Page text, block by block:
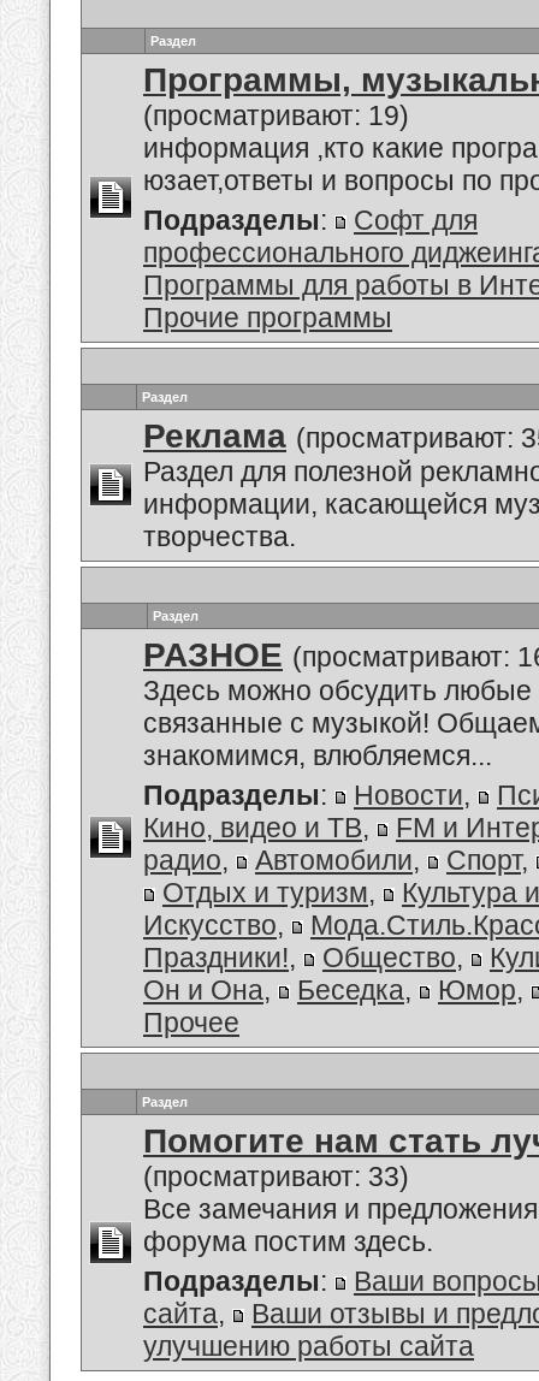
Раздел
Программы,
(просматривают: 19)
информация ,кто какие
юзает,ответы и вопросы по
Подразделы:
Софт для
профессионального
Программы для работы в
Прочие программы
Раздел
Реклама (просматривают:
Раздел для полезной
информации, касающейся
творчества.
Раздел
РАЗНОЕ (просматривают:
Здесь можно обсудить
связанные с музыкой!
знакомимся, влюбляемся...
Подразделы: Новости,
Кино, видео и ТВ,
FM и
радио, Автомобили, Спорт,
Отдых и туризм,
Культура и
Искусство,
Праздники!, Общество,
Он и Она, Беседка, Юмор,
Прочее
Раздел
Помогите нам стать
(просматривают: 33)
Все замечания и
форума постим здесь.
Подразделы:
Ваши
сайта,
Ваши отзывы и
улучшению работы сайта